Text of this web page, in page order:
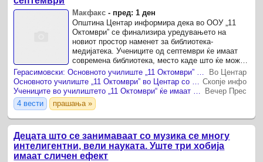
Макфакс - пред: 1 ден
Општина Центар информира дека во ООУ „11
Октомври” се финализира уредувањето на
новиот простор наменет за библиотека-
медијатека. Учениците од септември ќе имаат
современа библиотека, место каде што ќе можат
да го поминуваат своето слободно време, да
позајмуваат книги, да читаат ...
Во Центар
Скопје инфо
Вечер Прес
4 вести
прашања »
Децата што се занимаваат со музика се многу
интелигентни, вели науката. Уште три хобија
имаат сличен ефект